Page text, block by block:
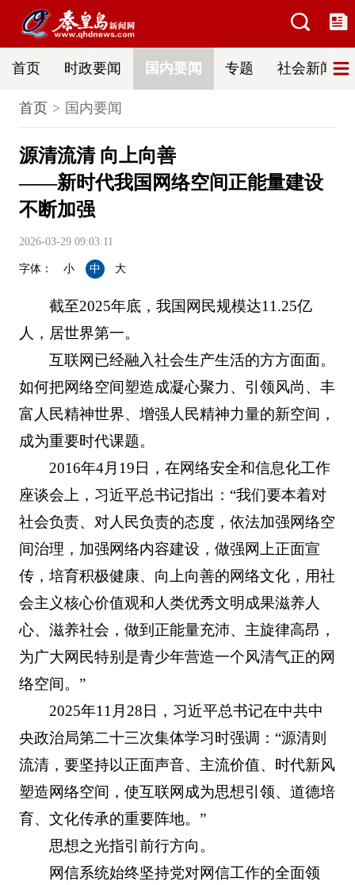
首页 时政要闻 国内要闻 专题 社会新闻
首页 国内要闻
源清流清 向上向善
——新时代我国网络空间正能量建设
不断加强
2026-03-29 09:03:11
字体： 小 中 大
截至2025年底，我国网民规模达11.25亿
人，居世界第一。
互联网已经融入社会生产生活的方方面面。
如何把网络空间塑造成凝心聚力、引领风尚、丰
富人民精神世界、增强人民精神力量的新空间，
成为重要时代课题。
2016年4月19日，在网络安全和信息化工作
座谈会上，习近平总书记指出：“我们要本着对
社会负责、对人民负责的态度，依法加强网络空
间治理，加强网络内容建设，做强网上正面宣
传，培育积极健康、向上向善的网络文化，用社
会主义核心价值观和人类优秀文明成果滋养人
心、滋养社会，做到正能量充沛、主旋律高昂，
为广大网民特别是青少年营造一个风清气正的网
络空间。”
2025年11月28日，习近平总书记在中共中
央政治局第二十三次集体学习时强调：“源清则
流清，要坚持以正面声音、主流价值、时代新风
塑造网络空间，使互联网成为思想引领、道德培
育、文化传承的重要阵地。”
思想之光指引前行方向。
网信系统始终坚持党对网信工作的全面领